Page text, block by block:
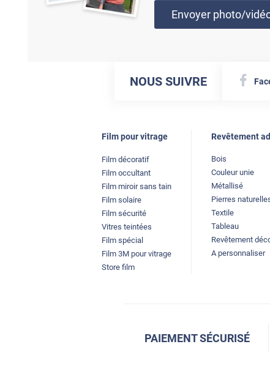
Envoyer photo/
NOUS SUIVRE
Film pour vitrage
Film décoratif
Film occultant
Film miroir sans tain
Film solaire
Film sécurité
Vitres teintées
Film spécial
Film 3M pour vitrage
Store film
Revêtement
Bois
Couleur unie
Métallisé
Pierres
Textile
Tableau
Revêtement
A personnaliser
PAIEMENT SÉCURISÉ